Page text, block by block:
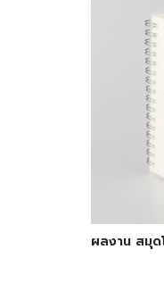
ผลงาน สมุด